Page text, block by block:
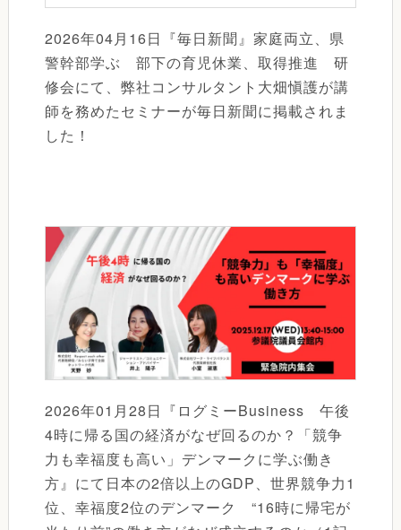
2026年04月16日『毎日新聞』家庭両立、県
警幹部学ぶ 部下の育児休業、取得推進 研
修会にて、弊社コンサルタント大畑愼護が講
師を務めたセミナーが毎日新聞に掲載されま
した！
2026年01月28日『ログミーBusiness 午後
4時に帰る国の経済がなぜ回るのか？「競争
力も幸福度も高い」デンマークに学ぶ働き
方』にて日本の2倍以上のGDP、世界競争力1
位、幸福度2位のデンマーク “16時に帰宅が